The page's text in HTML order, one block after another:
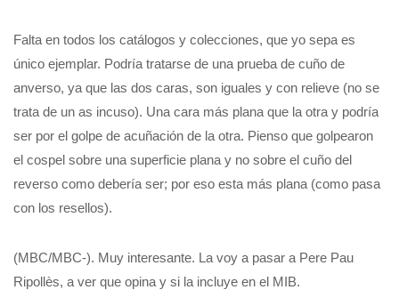
Falta en todos los catálogos y colecciones, que yo sepa es
único ejemplar. Podría tratarse de una prueba de cuño de
anverso, ya que las dos caras, son iguales y con relieve (no se
trata de un as incuso). Una cara más plana que la otra y podría
ser por el golpe de acuñación de la otra. Pienso que golpearon
el cospel sobre una superficie plana y no sobre el cuño del
reverso como debería ser; por eso esta más plana (como pasa
con los resellos).
(MBC/MBC-). Muy interesante. La voy a pasar a Pere Pau
Ripollès, a ver que opina y si la incluye en el MIB.